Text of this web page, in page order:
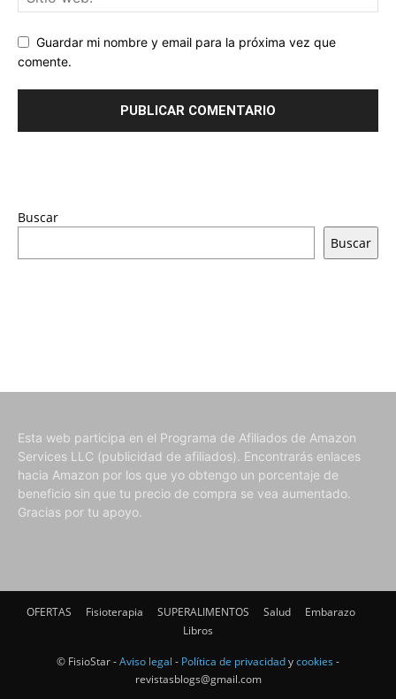
Guardar mi nombre y email para la próxima vez que
comente.
Buscar
Buscar
Esta web participa en el Programa de Afiliados de Amazon
Services LLC (publicidad de afiliados). Encontrarás enlaces
hacia Amazon por los que yo obtengo un porcentaje de
beneficio sin que tu precio de compra se vea aumentado.
Gracias por tu apoyo.
OFERTAS Fisioterapia SUPERALIMENTOS Salud
Embarazo
Libros
© FisioStar -Aviso legal - Política de privacidadycookies -
revistasblogs@gmail.com